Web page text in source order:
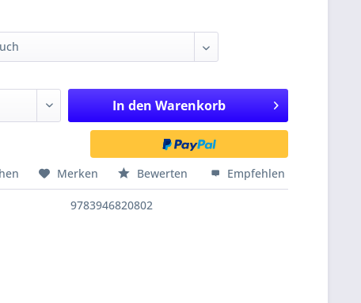
In den Warenkorb
Merken Bewerten Empfehlen
9783946820802